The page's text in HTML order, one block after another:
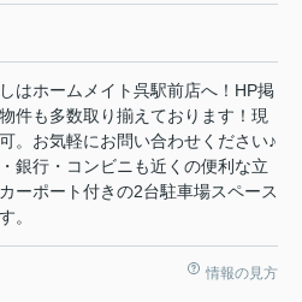
はホームメイト呉駅前店へ！HP掲
件も多数取り揃えております！現
。お気軽にお問い合わせください♪
銀行・コンビニも近くの便利な立
ーポート付きの2台駐車場スペース
。
情報の見方